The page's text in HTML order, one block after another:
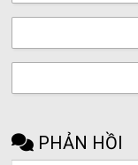
PHẢN HỒI